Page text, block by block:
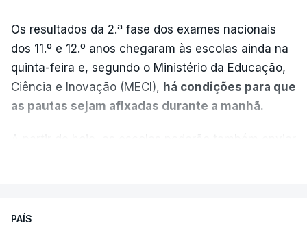
Os resultados da 2.ª fase dos exames nacionais
dos 11.º e 12.º anos chegaram às escolas ainda na
quinta-feira e, segundo o Ministério da Educação,
Ciência e Inovação (MECI), há condições para que
as pautas sejam afixadas durante a manhã.
PAÍS